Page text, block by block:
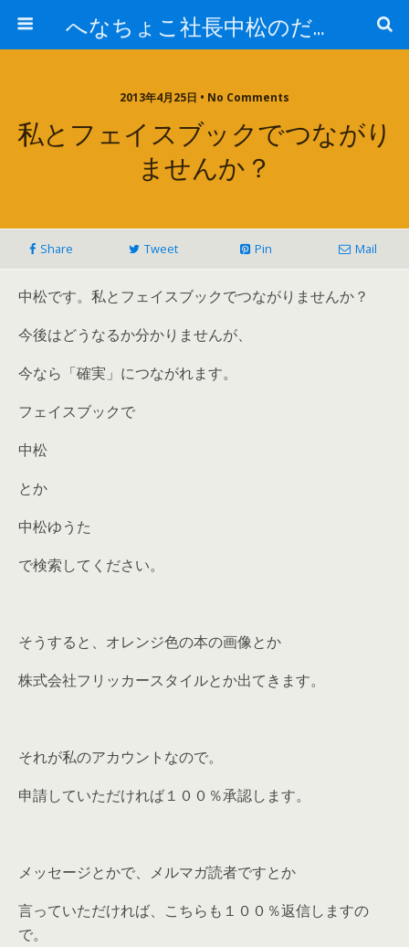
へなちょこ社長中松のだるだる日記
2013年4月25日 • No Comments
私とフェイスブックでつながり
ませんか？
Share Tweet Pin Mail
中松です。私とフェイスブックでつながりませんか？
今後はどうなるか分かりませんが、
今なら「確実」につながれます。
フェイスブックで
中松
とか
中松ゆうた
で検索してください。
そうすると、オレンジ色の本の画像とか
株式会社フリッカースタイルとか出てきます。
それが私のアカウントなので。
申請していただければ１００％承認します。
メッセージとかで、メルマガ読者ですとか
言っていただければ、こちらも１００％返信しますの
で。